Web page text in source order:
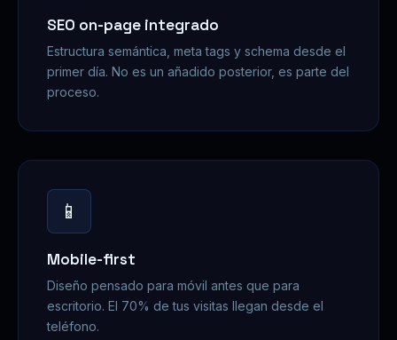
SEO on-page integrado
Estructura semántica, meta tags y schema desde el
primer día. No es un añadido posterior, es parte del
proceso.
📱
Mobile-first
Diseño pensado para móvil antes que para
escritorio. El 70% de tus visitas llegan desde el
teléfono.